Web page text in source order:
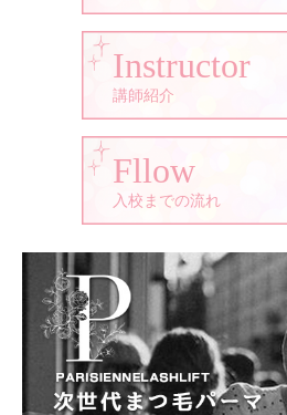
Instructor
講師紹介
Fllow
入校までの流れ